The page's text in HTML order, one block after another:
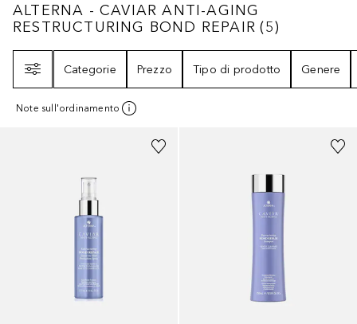
ALTERNA - CAVIAR ANTI-AGING
ALTERNA - CAVIAR ANTI-AGING
RESTRUCTURING BOND REPAIR (5)
Categorie
Prezzo Tipo di prodotto Genere
Note sull'ordinamento